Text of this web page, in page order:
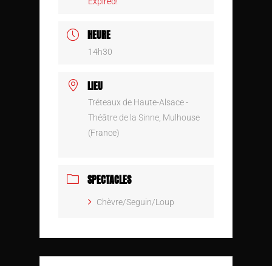
HEURE
14h30
LIEU
Tréteaux de Haute-Alsace -
Théâtre de la Sinne, Mulhouse
(France)
SPECTACLES
Chèvre/Seguin/Loup